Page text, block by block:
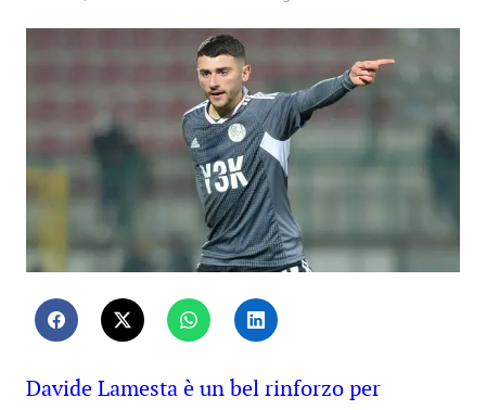
Davide Lamesta è un bel rinforzo per